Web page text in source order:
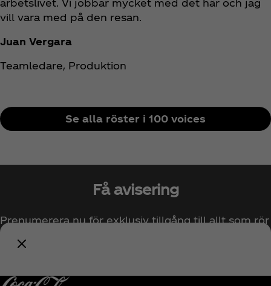
arbetslivet. Vi jobbar mycket med det här och jag
vill vara med på den resan.
Juan Vergara
Teamledare, Produktion
Se alla röster i 100 voices
Få avisering
Prenumerera nu för exklusiv tillgång till allt som rör